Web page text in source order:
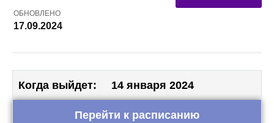
ОБНОВЛЕНО
17.09.2024
Когда выйдет: 14 января 2024
Перейти к расписанию